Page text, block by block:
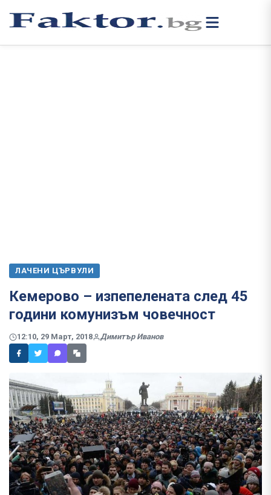
ЛАЧЕНИ ЦЪРВУЛИ
Кемерово – изпепелената след 45
години комунизъм човечност
12:10, 29 Март, 2018 Димитър Иванов